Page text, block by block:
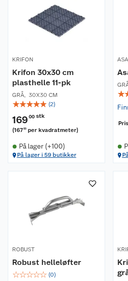
KRIFON
Krifon 30x30 cm
plasthelle 11-pk
GRÅ, 30X30 CM
☆☆☆☆☆ (2)
16900 stk
(16735 per kvadratmeter)
På lager (+100)
På lager i 59 butikker
☆
ROBUST
Robust helleløfter
☆☆☆☆☆ (0)